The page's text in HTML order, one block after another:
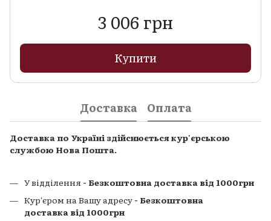
3 006 грн
Купити
Доставка Оплата
Доставка по Україні здійснюється кур'єрською
службою Нова Пошта.
У відділення - Безкоштовна доставка від 1000грн
Кур'єром на Вашу адресу - Безкоштовна
доставка від 1000грн